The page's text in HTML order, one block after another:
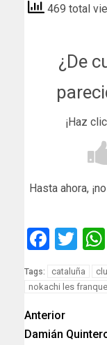
469 total
¿De
¡Haz
Hasta ahora,
Tags: cataluña
nokachi les
Anterior
Damián